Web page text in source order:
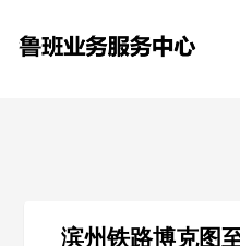
滨州铁路博克图